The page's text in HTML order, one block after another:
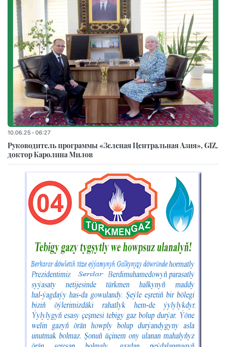
10.06.25 - 06:27
Руководитель программы «Зеленая Центральная Азия», GIZ,
доктор Каролина Милов